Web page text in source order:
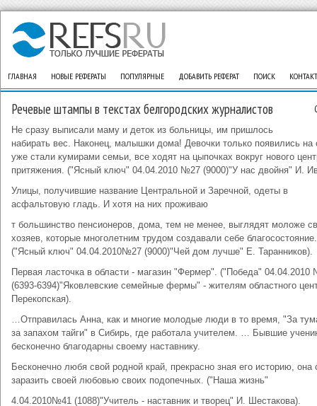
ГЛАВНАЯ НОВЫЕ РЕФЕРАТЫ ПОПУЛЯРНЫЕ ДОБАВИТЬ РЕФЕРАТ ПОИСК
Речевые штампы в текстах белгородских журналистов
Не сразу выписали маму и деток из больницы, им пришлось
набирать вес. Наконец, малышки дома! Девочки только появились на
уже стали кумирами семьи, все ходят на цыпочках вокруг нового
притяжения. ("Ясный ключ" 04.04.2010 №27 (9000)"У нас двойня" И.
Улицы, получившие название Центральной и Заречной, одеты в
асфальтовую гладь. И хотя на них проживаю
т большинство пенсионеров, дома, тем не менее, выглядят моложе
хозяев, которые многолетним трудом создавали себе благосостояние.
("Ясный ключ" 04.04.2010№27 (9000)"Чей дом лучше" Е. Таранников).
Первая ласточка в области - магазин "Фермер". ("Победа" 04.04.2010
(6393-6394)"Яковлевские семейные фермы" - жителям областного
Перекопская).
…Отправилась Анна, как и многие молодые люди в то время, "За
за запахом тайги" в Сибирь, где работала учителем. … Бывшие
бесконечно благодарны своему наставнику.
Бесконечно любя свой родной край, прекрасно зная его историю, она
заразить своей любовью своих подопечных. ("Наша жизнь"
4.04.2010№41 (1088)"Учитель - наставник и творец" И. Шестакова).